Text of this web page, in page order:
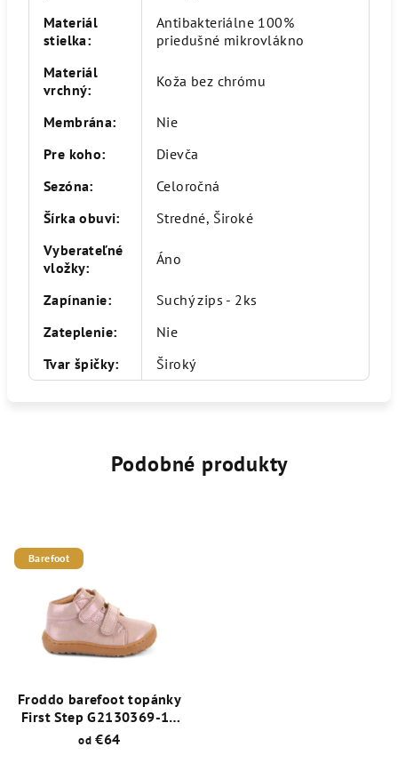
Materiál
stielka:
Antibakteriálne 100%
priedušné mikrovlákno
Materiál
vrchný: Koža bez chrómu
Membrána:
Nie
Pre koho:
Dievča
Sezóna:
Celoročná
Šírka obuvi:
Stredné, Široké
Vyberateľné
vložky: Áno
Zapínanie:
Suchý zips - 2ks
Zateplenie:
Nie
Tvar špičky: Široký
Podobné produkty
Barefoot
Froddo barefoot topánky
First Step G2130369-11
Pink Shine
od €64